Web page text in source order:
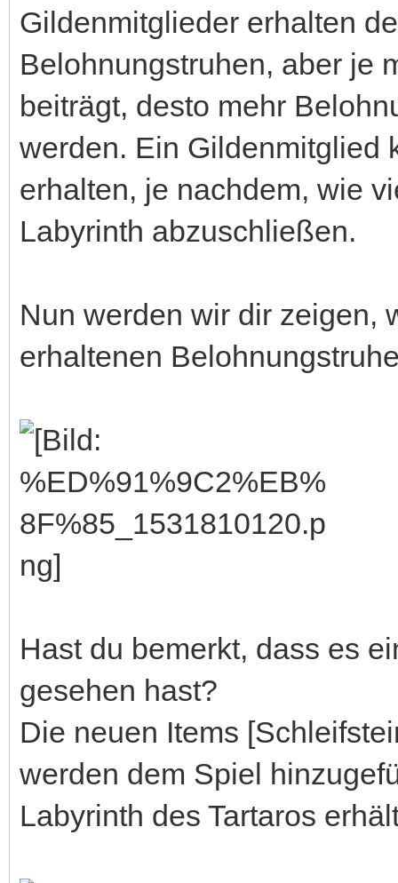
Gildenmitglieder erhalten
Belohnungstruhen, aber je
beiträgt, desto mehr
werden. Ein Gildenmitglied
erhalten, je nachdem, wie
Labyrinth abzuschließen.
Nun werden wir dir zeigen,
erhaltenen
Hast du bemerkt, dass es
gesehen hast?
Die neuen Items
werden dem Spiel
Labyrinth des Tartaros